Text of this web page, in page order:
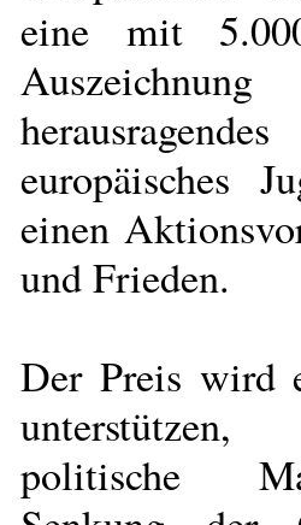
eine mit
europäisches
einen
und Frieden.
Der Preis wird
politische